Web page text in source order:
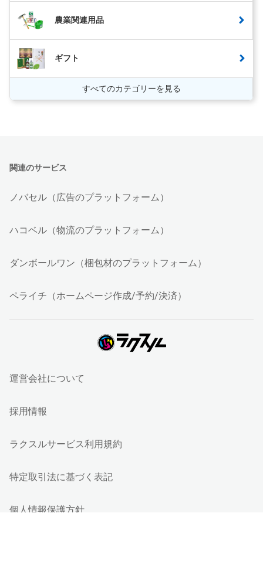
農業関連用品
ギフト
すべてのカテゴリーを見る
関連のサービス
ノバセル（広告のプラットフォーム）
ハコベル（物流のプラットフォーム）
ダンボールワン（梱包材のプラットフォーム）
ペライチ（ホームページ作成/予約/決済）
運営会社について
採用情報
ラクスルサービス利用規約
特定取引法に基づく表記
個人情報保護方針